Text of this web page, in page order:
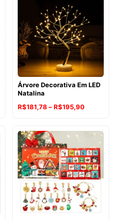
Árvore Decorativa Em LED
Natalina
R$181,78 –R$195,90Faixa
preço:
R$181,78
através
R$195,90